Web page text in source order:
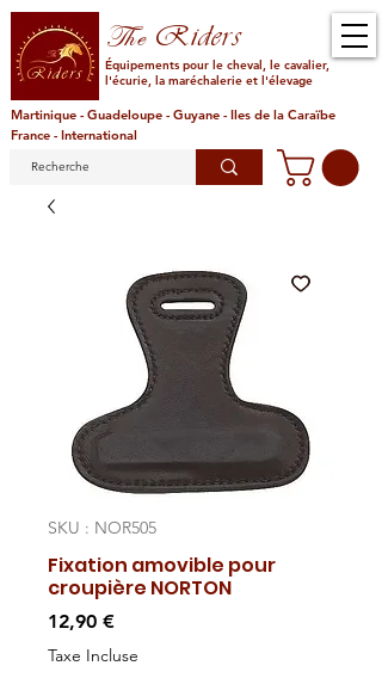
TheRiders
Équipements pour le cheval, le cavalier,
l'écurie, la maréchalerie et l'élevage
Martinique - Guadeloupe - Guyane - Iles de la Caraïbe
France - International
SKU : NOR505
Fixation amovible pour
croupière NORTON
12,90 €Prix
Taxe Incluse